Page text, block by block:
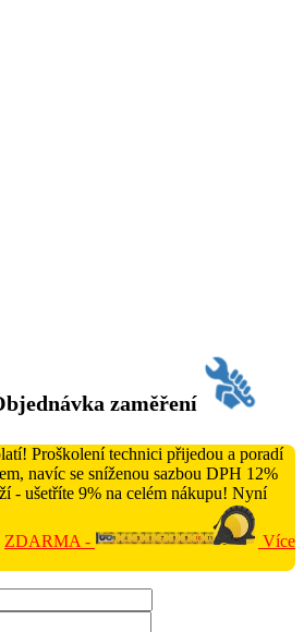
zaměření
Proškolení technici přijedou a poradí
navíc se sníženou sazbou DPH 12%
- ušetříte 9% na celém nákupu! Nyní
ZDARMA -
Více